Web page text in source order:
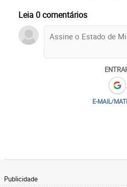
Leia 0 comentários
E-MAIL/
Publicidade